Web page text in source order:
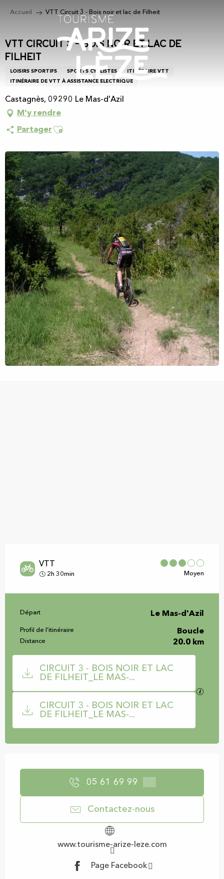
principal
Accueil VTT Circuit 3 - Bois noir et lac de Filheit
VTT Circuit 3 - Bois noir et lac de
Filheit
LOISIRS SPORTIFS SPORTS CYCLISTES
ITINÉRAIRE VTT
ITINÉRAIRE DE VTT À ASSISTANCE ÉLECTRIQUE
Castagnès, 09290 Le Mas-d'Azil
M'y rendre
Partager Ajouter aux favoris
VTT
2h 30min Moyen
Informations pratiques
Départ Le Mas-d'Azil
Profil de l’itinéraire Boucle
Distance 20.0 km
CIRCUIT 3 - BOIS NOIR ET LAC
DE FILHEIT_LE MAS-...
CIRCUIT 3 - BOIS NOIR ET LAC
DE FILHEIT_LE MAS-...
05 61 69 99 ▒▒
Contactez-nous
www.tourisme-arize-leze.com
Page Facebook